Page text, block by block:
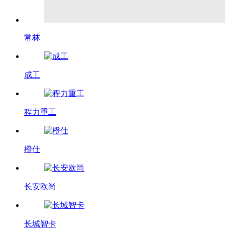
常林
成工
程力重工
橙仕
长安欧尚
长城智卡